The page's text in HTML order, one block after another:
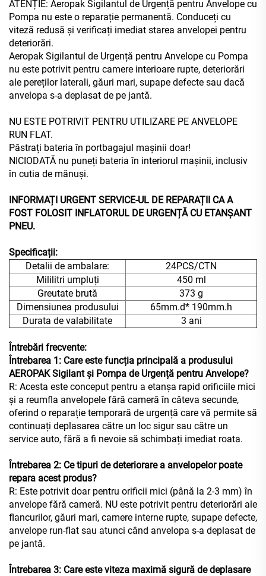
ATENȚIE: Aeropak Sigilantul de Urgență pentru Anvelope cu
Pompa nu este o reparație permanentă. Conduceți cu
viteză redusă și verificați imediat starea anvelopei pentru
deteriorări.
Aeropak Sigilantul de Urgență pentru Anvelope cu Pompa
nu este potrivit pentru camere interioare rupte, deteriorări
ale pereților laterali, găuri mari, supape defecte sau dacă
anvelopa s-a deplasat de pe jantă.
NU ESTE POTRIVIT PENTRU UTILIZARE PE ANVELOPE
RUN FLAT.
Păstrați bateria în portbagajul mașinii doar!
NICIODATĂ nu puneți bateria în interiorul mașinii, inclusiv
în cutia de mănuși.
INFORMAȚI URGENT SERVICE-UL DE REPARAȚII CA A
FOST FOLOSIT INFLATORUL DE URGENȚĂ CU ETANȘANT
PNEU.
Specificații:
Detalii de ambalare:
24PCS/CTN
Mililitri umpluți
450 ml
Greutate brută
373 g
Dimensiunea produsului
65mm.d* 190mm.h
Durata de valabilitate
3 ani
Întrebări frecvente:
Întrebarea 1: Care este funcția principală a produsului
AEROPAK Sigilant și Pompa de Urgență pentru Anvelope?
R: Acesta este conceput pentru a etanșa rapid orificiile mici
și a reumfla anvelopele fără cameră în câteva secunde,
oferind o reparație temporară de urgență care vă permite să
continuați deplasarea către un loc sigur sau către un
service auto, fără a fi nevoie să schimbați imediat roata.
Întrebarea 2: Ce tipuri de deteriorare a anvelopelor poate
repara acest produs?
R: Este potrivit doar pentru orificii mici (până la 2-3 mm) în
anvelope fără cameră. NU este potrivit pentru deteriorări ale
flancurilor, găuri mari, camere interne rupte, supape defecte,
anvelope run-flat sau atunci când anvelopa s-a deplasat de
pe jantă.
Întrebarea 3: Care este viteza maximă sigură de deplasare